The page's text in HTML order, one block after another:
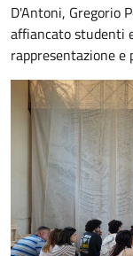
D'Antoni, Gregorio
affiancato studenti
rappresentazione